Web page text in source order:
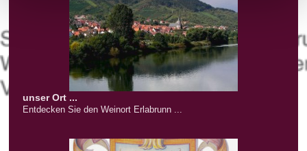
unser Ort ...
Entdecken Sie den Weinort Erlabrunn ...